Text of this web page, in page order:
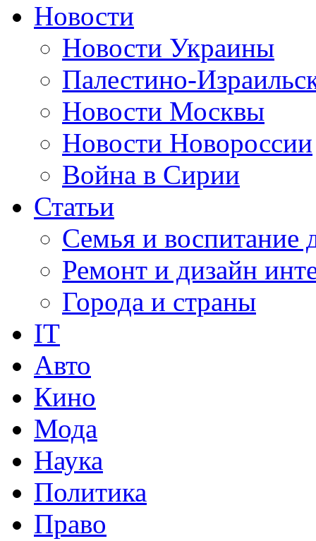
Новости
Новости Украины
Палестино-
Новости Москвы
Новости Новороссии
Война в Сирии
Статьи
Семья и воспитание
Ремонт и дизайн
Города и страны
IT
Авто
Кино
Мода
Наука
Политика
Право